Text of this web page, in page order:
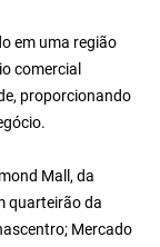
em uma região
comercial
proporcionando
Mall, da
quarteirão da
Mercado